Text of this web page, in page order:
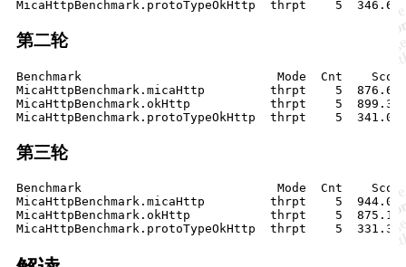
第二轮
Benchmark                           Mode  Cnt
MicaHttpBenchmark.micaHttp         thrpt    5
MicaHttpBenchmark.okHttp           thrpt    5  899.365
第三轮
Benchmark                           Mode  Cnt
MicaHttpBenchmark.micaHttp         thrpt    5
MicaHttpBenchmark.okHttp           thrpt    5  875.143